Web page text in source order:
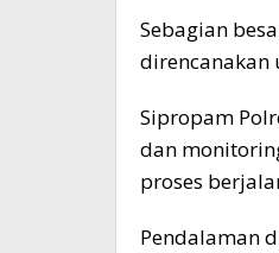
Sebagian
direncanakan
Sipropam
dan
proses
Pendalaman